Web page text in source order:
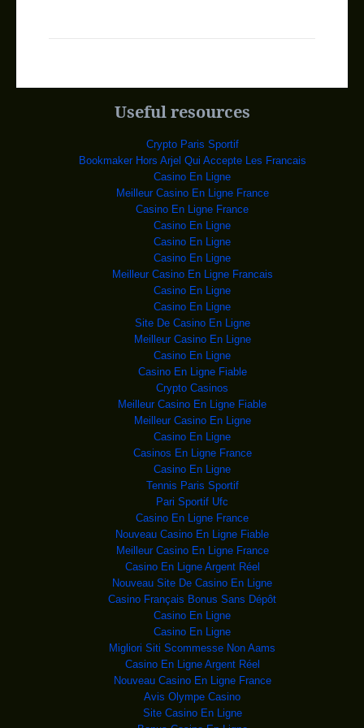
GAMBIE: LE PRÉSIDENT
Le président
ALGÉRIE: 11 MILITAIR
L'embuscade, au soir
de l'Aïd el-Fitr, la fê
L'ancien dictateur tchadien
RDC : Ségolène Royal
Le vice-président de
la Commission europée
RDC : A Lumbumbashi,
La société agro-
alimentaire African Milling Compan
RDC : Le chef de l&r;
Le chef des Forces
démocratiques alliées (ADF, mou
RDC : Boshab publie
Le Vice-premier
ministre, ministre de l’In
Museveni blâme l’ONU
C’est dans son
message, vendredi, à l’oc
Un attentat à la voi
Au moins 35 personnes ont
été tuées vendredi dan
KHAMENEI: LA POLITIQ
Photo diffusée par
les autorités iraniennes
L’Empire State
L'Empire State Building s'est
Il a fallu 18 minutes aux
gardiens de la prison
AFRIQUE DU SUD: PLUS
Des services de
secours et du personnel des ch
Vidéo : La jeune réf
La séquence, tournée
mercredi soir à Rostock par
La mort en détention
Une Afro-Américaine de
28 ans a été retrouvée mo
TCHAD: UN SOLDAT ET
Des soldats
tchadiens patrouillent à Malam
BURUNDI: NKURUNZIZA,
Des partisans du
président burundais Pierre
Useful resources
Crypto Paris Sportif
Bookmaker Hors Arjel Qui Accepte Les Francais
Casino En Ligne
Meilleur Casino En Ligne France
Casino En Ligne France
Casino En Ligne
Casino En Ligne
Casino En Ligne
Meilleur Casino En Ligne Francais
Casino En Ligne
Casino En Ligne
Site De Casino En Ligne
Meilleur Casino En Ligne
Casino En Ligne
Casino En Ligne Fiable
Crypto Casinos
Meilleur Casino En Ligne Fiable
Meilleur Casino En Ligne
Casino En Ligne
Casinos En Ligne France
Casino En Ligne
Tennis Paris Sportif
Pari Sportif Ufc
Casino En Ligne France
Nouveau Casino En Ligne Fiable
Meilleur Casino En Ligne France
Casino En Ligne Argent Réel
Nouveau Site De Casino En Ligne
Casino Français Bonus Sans Dépôt
Casino En Ligne
Casino En Ligne
Migliori Siti Scommesse Non Aams
Casino En Ligne Argent Réel
Nouveau Casino En Ligne France
Avis Olympe Casino
Site Casino En Ligne